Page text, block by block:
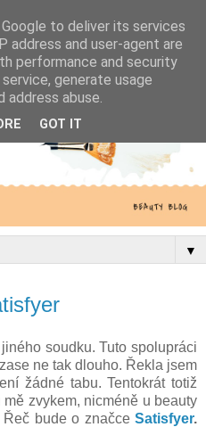
▼
soudku. Tuto spolupráci
ne tak dlouho. Řekla jsem
žádné tabu. Tentokrát totiž
zvykem, nicméně u beauty
bude o značce Satisfyer.
to deliver its services
address and user-agent are
performance and security
generate usage
abuse.
GOT IT